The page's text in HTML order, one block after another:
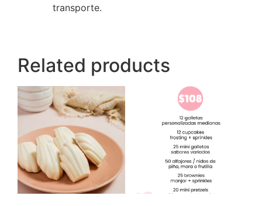
transporte.
Related products